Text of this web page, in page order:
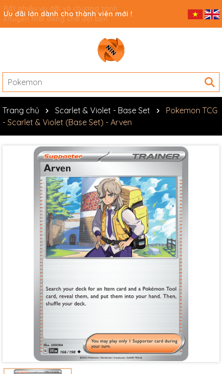
Ưu đãi lớn dành cho thành viên mới !
Trang chủ Scarlet & Violet - Base Set
Pokemon TCG
- Scarlet & Violet (Base Set) - Arven
Mã giảm giá:
Ngày hết hạn:
Điều kiện: